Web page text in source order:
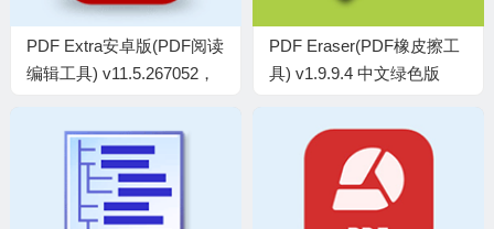
PDF Extra安卓版(PDF阅读
编辑工具) v11.5.267052，
PDF Eraser(PDF橡皮擦工
具) v1.9.9.4 中文绿色版